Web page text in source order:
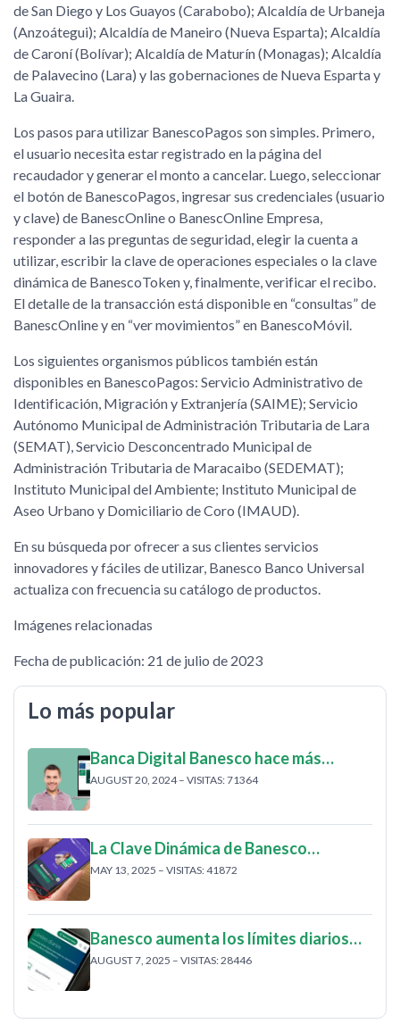
de San Diego y Los Guayos (Carabobo); Alcaldía de Urbaneja
(Anzoátegui); Alcaldía de Maneiro (Nueva Esparta); Alcaldía
de Caroní (Bolívar); Alcaldía de Maturín (Monagas); Alcaldía
de Palavecino (Lara) y las gobernaciones de Nueva Esparta y
La Guaira.
Los pasos para utilizar BanescoPagos son simples. Primero,
el usuario necesita estar registrado en la página del
recaudador y generar el monto a cancelar. Luego, seleccionar
el botón de BanescoPagos, ingresar sus credenciales (usuario
y clave) de BanescOnline o BanescOnline Empresa,
responder a las preguntas de seguridad, elegir la cuenta a
utilizar, escribir la clave de operaciones especiales o la clave
dinámica de BanescoToken y, finalmente, verificar el recibo.
El detalle de la transacción está disponible en “consultas” de
BanescOnline y en “ver movimientos” en BanescoMóvil.
Los siguientes organismos públicos también están
disponibles en BanescoPagos: Servicio Administrativo de
Identificación, Migración y Extranjería (SAIME); Servicio
Autónomo Municipal de Administración Tributaria de Lara
(SEMAT), Servicio Desconcentrado Municipal de
Administración Tributaria de Maracaibo (SEDEMAT);
Instituto Municipal del Ambiente; Instituto Municipal de
Aseo Urbano y Domiciliario de Coro (IMAUD).
En su búsqueda por ofrecer a sus clientes servicios
innovadores y fáciles de utilizar, Banesco Banco Universal
actualiza con frecuencia su catálogo de productos.
Imágenes relacionadas
Fecha de publicación: 21 de julio de 2023
Lo más popular
Banca Digital Banesco hace más…
AUGUST 20, 2024 – VISITAS: 71364
La Clave Dinámica de Banesco…
MAY 13, 2025 – VISITAS: 41872
Banesco aumenta los límites diarios…
AUGUST 7, 2025 – VISITAS: 28446